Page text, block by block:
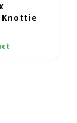
Knottie